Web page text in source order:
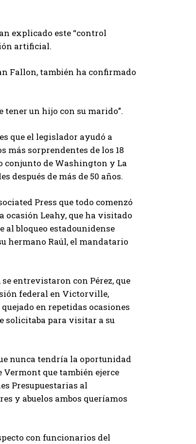
explicado este “control
artificial.
Fallon, también ha confirmado
tener un hijo con su marido”.
que el legislador ayudó a
más sorprendentes de los 18
conjunto de Washington y La
después de más de 50 años.
Press que todo comenzó
ocasión Leahy, que ha visitado
al bloqueo estadounidense
hermano Raúl, el mandatario
entrevistaron con Pérez, que
federal en Victorville,
en repetidas ocasiones
solicitaba para visitar a su
nunca tendría la oportunidad
Vermont que también ejerce
Presupuestarias al
y abuelos ambos queríamos
con funcionarios del